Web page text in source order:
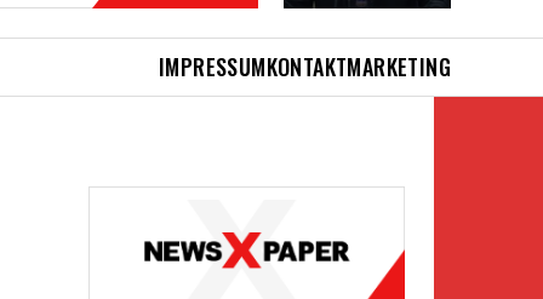
IMPRESSUMKONTAKTMARKETING